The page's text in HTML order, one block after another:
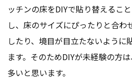
ッチンの床をDIYで貼り替えるこ
し、床のサイズにぴったりと合わ
したり、境目が目立たないように
ます。そのためDIYが未経験の方
多いと思います。